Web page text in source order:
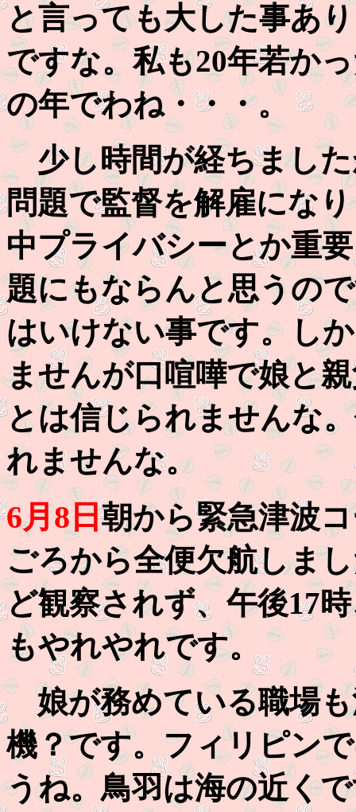
と言っても大した事あ
ですな。私も20年若か
の年でわね・・・。
少し時間が経ちました
問題で監督を解雇にな
中プライバシーとか重
題にもならんと思うの
はいけない事です。し
ませんが口喧嘩で娘と
とは信じられませんな
れませんな。
6月8日朝から緊急津波
ごろから全便欠航しま
ど観察されず、午後17
もやれやれです。
娘が務めている職場も
機？です。フィリピン
うね。鳥羽は海の近く